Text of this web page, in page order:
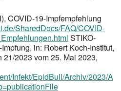
COVID-19-Impfempfehlung
SharedDocs/FAQ/COVID-
STIKO-
in: Robert Koch-Institut,
2023 vom 25. Mai 2023,
Infekt/EpidBull/Archiv/2023/A